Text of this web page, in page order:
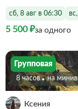
сб, 8 авг в 06:30
5 500 ₽за одного
Групповая
8 часов На
Ксения